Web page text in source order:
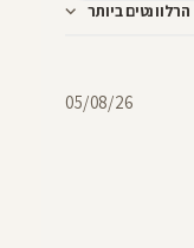
הרלוונטים ביותר
תאריך05/08/26